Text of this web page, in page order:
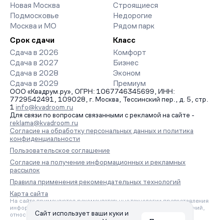
Новая Москва
Подмосковье
Москва и МО
Строящиеся
Недорогие
Рядом парк
Срок сдачи
Сдача в 2026
Сдача в 2027
Сдача в 2028
Сдача в 2029
Класс
Комфорт
Бизнес
Эконом
Премиум
ООО «Квадрум.ру», ОГРН: 1067746345699, ИНН:
7729542491, 109028, г. Москва, Тессинский пер., д. 5, стр.
1 info@kvadroom.ru
Для связи по вопросам связанными с рекламой на сайте -
reklama@kvadroom.ru
Согласие на обработку персональных данных и политика
конфиденциальности
Пользовательское соглашение
Согласие на получение информационных и рекламных
рассылок
Правила применения рекомендательных технологий
Карта сайта
На сайте применяются рекомендательные технологии предоставления
информации на основе сбора, систематизации и анализа сведений,
относящихся к предпочтениям пользователей сети «Интернет»,
Сайт использует ваши куки и